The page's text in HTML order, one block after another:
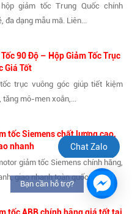
giảm tốc Trung Quốc chính
đa dạng mẫu mã. Liên...
Tốc 90 Độ – Hộp Giảm Tốc Trục
Giá Tốt
trục vuông góc giúp tiết kiệm
tăng mô-men xoắn,...
tốc Siemens chất lượng cao,
nhanh
giảm tốc Siemens chính hãng,
giao nhanh toàn quốc....
Chat Zalo
Bạn cần hỗ trợ?